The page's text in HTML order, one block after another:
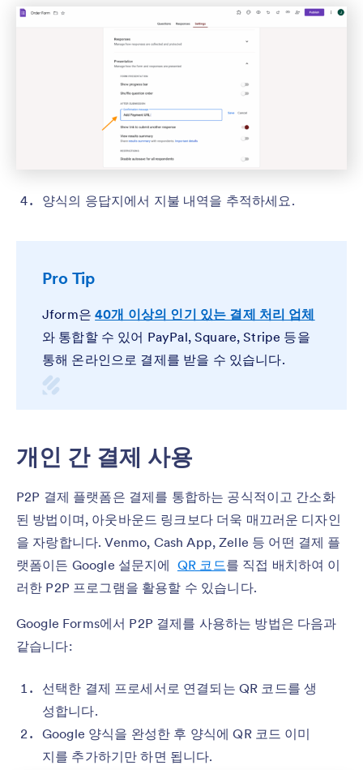
양식의 응답지에서 지불 내역을 추적하세요.
Pro Tip
Jform은40개 이상의 인기 있는 결제 처리 업체
와 통합할 수 있어 PayPal, Square, Stripe 등을
통해 온라인으로 결제를 받을 수 있습니다.
개인 간 결제 사용
P2P 결제 플랫폼은 결제를 통합하는 공식적이고 간소화
된 방법이며, 아웃바운드 링크보다 더욱 매끄러운 디자인
을 자랑합니다. Venmo, Cash App, Zelle 등 어떤 결제 플
랫폼이든 Google 설문지에 QR 코드를 직접 배치하여 이
러한 P2P 프로그램을 활용할 수 있습니다.
Google Forms에서 P2P 결제를 사용하는 방법은 다음과
같습니다:
선택한 결제 프로세서로 연결되는 QR 코드를 생
성합니다.
Google 양식을 완성한 후 양식에 QR 코드 이미
지를 추가하기만 하면 됩니다.